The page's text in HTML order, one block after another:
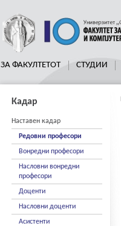
ЗА ФАКУЛТЕТОТ СТУДИИ
Кадар
Наставен кадар
Редовни професори
Вонредни професори
Насловни вонредни
професори
Доценти
Насловни доценти
Асистенти